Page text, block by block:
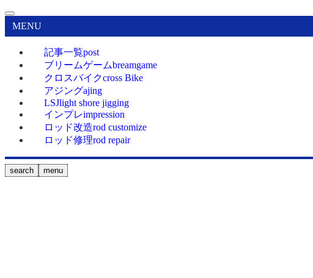
MENU
記事一覧post
ブリームゲームbreamgame
クロスバイクcross Bike
アジングajing
LSJlight shore jigging
インプレimpression
ロッド改造rod customize
ロッド修理rod repair
search menu